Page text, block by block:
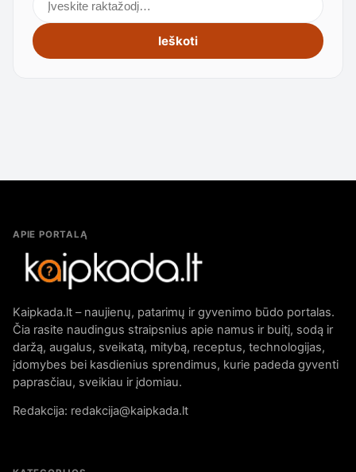
Ieškoti
APIE PORTALĄ
Kaipkada.lt – naujienų, patarimų ir gyvenimo būdo portalas.
Čia rasite naudingus straipsnius apie namus ir buitį, sodą ir
daržą, augalus, sveikatą, mitybą, receptus, technologijas,
įdomybes bei kasdienius sprendimus, kurie padeda gyventi
paprasčiau, sveikiau ir įdomiau.
Redakcija: redakcija@kaipkada.lt